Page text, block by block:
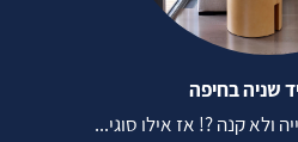
שניה בחיפה
ולא קנה ?! אז אילו סוגי...